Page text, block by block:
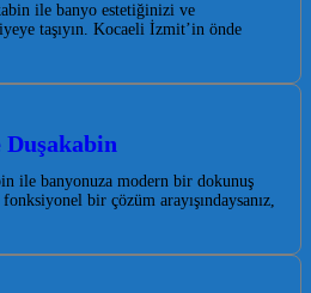
ile banyo estetiğinizi ve
taşıyın. Kocaeli İzmit’in önde
ile banyonuza modern bir dokunuş
bir çözüm arayışındaysanız,